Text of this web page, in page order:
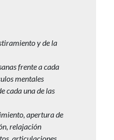
y de la
frente a cada
mentales
cada una de las
apertura de
relajación